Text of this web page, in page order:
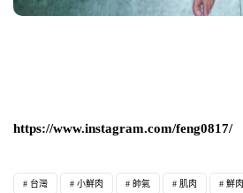
https://www.instagram.com/feng0817/
台灣 小鮮肉 帥氣 肌肉 鮮肉